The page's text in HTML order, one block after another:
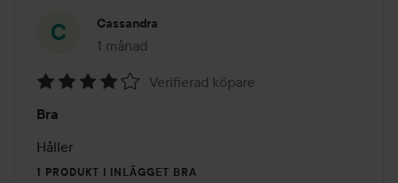
Cassandra
1 månad
Inlägget skapades 1 månad
4
av
5
Verifierad köpare
Bra
Håller
1 PRODUKT I INLÄGGET BRA